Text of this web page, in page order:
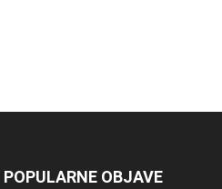
POPULARNE OBJAVE